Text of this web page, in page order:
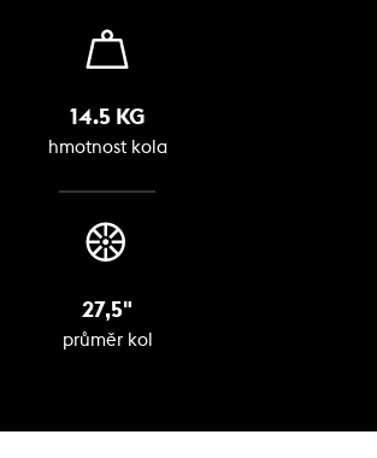
14.5 KG
hmotnost kola
27,5"
průměr kol